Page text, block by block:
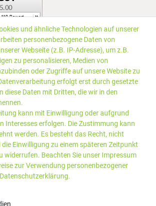
und ähnliche Technologien auf unserer
personenbezogene Daten von
Webseite (z.B. IP-Adresse), um z.B.
zu personalisieren, Medien von
oder Zugriffe auf unsere Website zu
erfolgt erst durch gesetzte
diese Daten mit Dritten, die wir in den
kann mit Einwilligung oder aufgrund
Interesses erfolgen. Die Zustimmung kann
werden. Es besteht das Recht, nicht
Einwilligung zu einem späteren Zeitpunkt
widerrufen. Beachten Sie unser Impressum
zur Verwendung personenbezogener
Daten­schutz­erklärung.